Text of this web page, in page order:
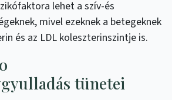
lehet a szív-és
mivel ezeknek a betegeknek
és az LDL koleszterinszintje is.
tünetei